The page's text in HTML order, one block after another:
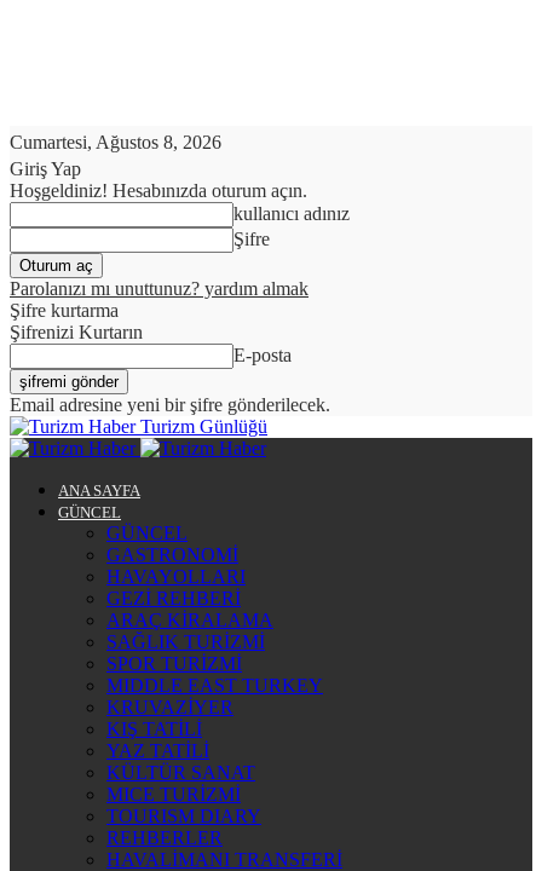
Cumartesi, Ağustos 8, 2026
Giriş Yap
Hoşgeldiniz! Hesabınızda oturum açın.
kullanıcı adınız
Şifre
Parolanızı mı unuttunuz? yardım almak
Şifre kurtarma
Şifrenizi Kurtarın
E-posta
Email adresine yeni bir şifre gönderilecek.
Turizm Günlüğü
ANA SAYFA
GÜNCEL
GÜNCEL
GASTRONOMİ
HAVAYOLLARI
GEZİ REHBERİ
ARAÇ KİRALAMA
SAĞLIK TURİZMİ
SPOR TURİZMİ
MIDDLE EAST TURKEY
KRUVAZİYER
KIŞ TATİLİ
YAZ TATİLİ
KÜLTÜR SANAT
MICE TURİZMİ
TOURISM DIARY
REHBERLER
HAVALİMANI TRANSFERİ